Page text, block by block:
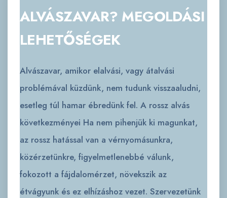
ALVÁSZAVAR? MEGOLDÁSI
LEHETŐSÉGEK
Alvászavar, amikor elalvási, vagy átalvási
problémával küzdünk, nem tudunk visszaaludni,
esetleg túl hamar ébredünk fel. A rossz alvás
következményei Ha nem pihenjük ki magunkat,
az rossz hatással van a vérnyomásunkra,
közérzetünkre, figyelmetlenebbé válunk,
fokozott a fájdalomérzet, növekszik az
étvágyunk és ez elhízáshoz vezet. Szervezetünk